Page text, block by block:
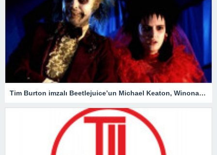
Tim Burton imzalı Beetlejuice’un Michael Keaton, Winona Ryder ve Jenna Ortega’lı devam filmi geliyor